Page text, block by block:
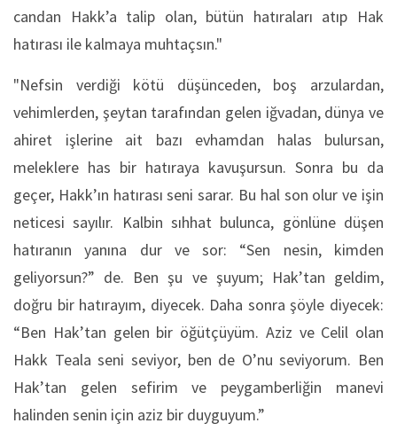
candan Hakk’a talip olan, bütün hatıraları atıp Hak
hatırası ile kalmaya muhtaçsın."
"Nefsin verdiği kötü düşünceden, boş arzulardan,
vehimlerden, şeytan tarafından gelen iğvadan, dünya ve
ahiret işlerine ait bazı evhamdan halas bulursan,
meleklere has bir hatıraya kavuşursun. Sonra bu da
geçer, Hakk’ın hatırası seni sarar. Bu hal son olur ve işin
neticesi sayılır. Kalbin sıhhat bulunca, gönlüne düşen
hatıranın yanına dur ve sor: “Sen nesin, kimden
geliyorsun?” de. Ben şu ve şuyum; Hak’tan geldim,
doğru bir hatırayım, diyecek. Daha sonra şöyle diyecek:
“Ben Hak’tan gelen bir öğütçüyüm. Aziz ve Celil olan
Hakk Teala seni seviyor, ben de O’nu seviyorum. Ben
Hak’tan gelen sefirim ve peygamberliğin manevi
halinden senin için aziz bir duyguyum.”